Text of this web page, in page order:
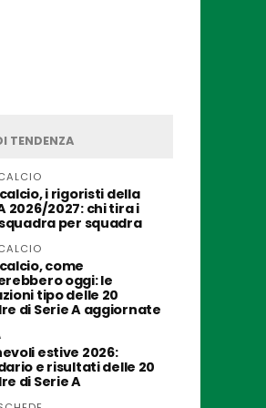
TENDENZA
i rigoristi della
2026/2027: chi tira i
per squadra
come
oggi: le
tipo delle 20
di Serie A aggiornate
estive 2026:
e risultati delle 20
di Serie A